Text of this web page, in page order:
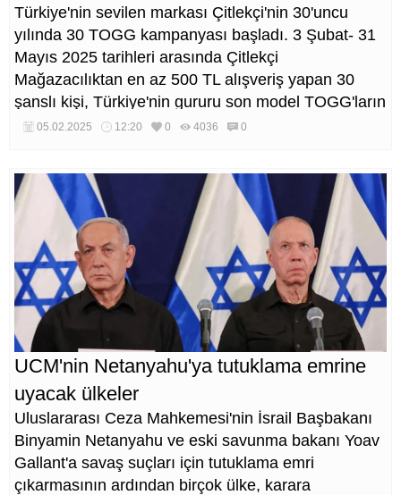
Türkiye'nin sevilen markası Çitlekçi'nin 30'uncu
yılında 30 TOGG kampanyası başladı. 3 Şubat- 31
Mayıs 2025 tarihleri arasında Çitlekçi
Mağazacılıktan en az 500 TL alışveriş yapan 30
şanslı kişi, Türkiye'nin gururu son model TOGG'ların
sahibi olma fırsatı yakalayacak.
05.02.2025 12:20 0 4036 0
UCM'nin Netanyahu'ya tutuklama emrine
uyacak ülkeler
Uluslararası Ceza Mahkemesi'nin İsrail Başbakanı
Binyamin Netanyahu ve eski savunma bakanı Yoav
Gallant'a savaş suçları için tutuklama emri
çıkarmasının ardından birçok ülke, karara